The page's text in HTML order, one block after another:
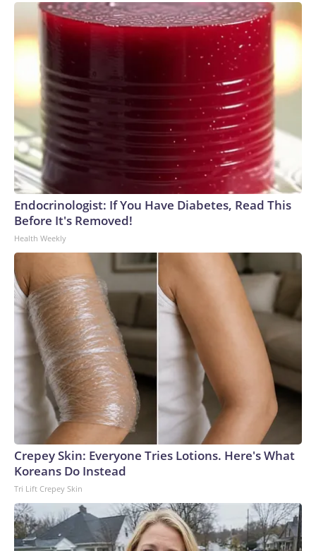
Endocrinologist: If You Have Diabetes, Read This
Before It's Removed!
Health Weekly
Crepey Skin: Everyone Tries Lotions. Here's What
Koreans Do Instead
Tri Lift Crepey Skin